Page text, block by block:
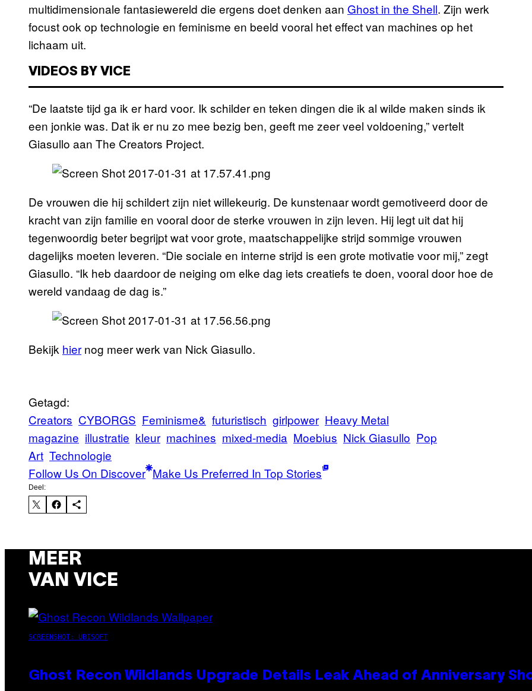
multidimensionale fantasiewereld die ergens doet denken aan Ghost in the Shell. Zijn werk
focust ook op technologie en feminisme en beeld vooral het effect van machines op het
lichaam uit.
VIDEOS BY VICE
“De laatste tijd ga ik er hard voor. Ik schilder en teken dingen die ik al wilde maken sinds ik
een jonkie was. Dat ik er nu zo mee bezig ben, geeft me zeer veel voldoening,” vertelt
Giasullo aan The Creators Project.
De vrouwen die hij schildert zijn niet willekeurig. De kunstenaar wordt gemotiveerd door de
kracht van zijn familie en vooral door de sterke vrouwen in zijn leven. Hij legt uit dat hij
tegenwoordig beter begrijpt wat voor grote, maatschappelijke strijd sommige vrouwen
dagelijks moeten leveren. “Die sociale en interne strijd is een grote motivatie voor mij,” zegt
Giasullo. “Ik heb daardoor de neiging om elke dag iets creatiefs te doen, vooral door hoe de
wereld vandaag de dag is.”
Bekijk hier nog meer werk van Nick Giasullo.
Getagd:
Creators CYBORGS Feminisme& futuristisch girlpower Heavy Metal
magazine illustratie kleur machines mixed-media Moebius Nick Giasullo Pop
Art Technologie
Follow Us On Discover Make Us Preferred In Top Stories
Deel:
MEER
VAN VICE
SCREENSHOT: UBISOFT
Ghost Recon Wildlands Upgrade Details Leak Ahead of Anniversary